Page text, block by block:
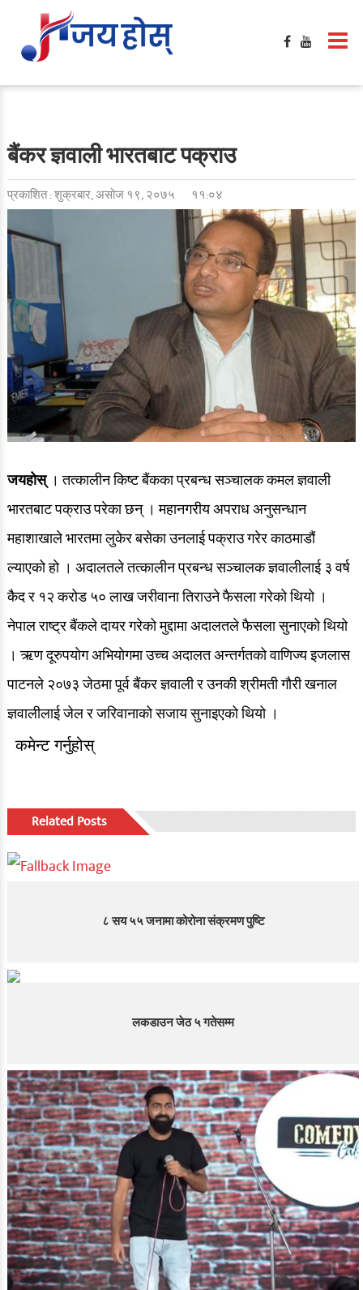
बैंकर ज्ञवाली भारतबाट पक्राउ
प्रकाशित : शुक्रबार, असोज १९, २०७५ ११:०४
जयहोस्। तत्कालीन किष्ट बैंकका प्रबन्ध सञ्चालक कमल ज्ञवाली
भारतबाट पक्राउ परेका छन् । महानगरीय अपराध अनुसन्धान
महाशाखाले भारतमा लुकेर बसेका उनलाई पक्राउ गरेर काठमाडौं
ल्याएको हो । अदालतले तत्कालीन प्रबन्ध सञ्चालक ज्ञवालीलाई ३ वर्ष
कैद र १२ करोड ५० लाख जरीवाना तिराउने फैसला गरेको थियो ।
नेपाल राष्ट्र बैंकले दायर गरेको मुद्दामा अदालतले फैसला सुनाएको थियो
। ऋण दूरुपयोग अभियोगमा उच्च अदालत अन्तर्गतको वाणिज्य इजलास
पाटनले २०७३ जेठमा पूर्व बैंकर ज्ञवाली र उनकी श्रीमती गौरी खनाल
ज्ञवालीलाई जेल र जरिवानाको सजाय सुनाइएको थियो ।
कमेन्ट गर्नुहोस्
Related Posts
८ सय ५५ जनामा कोरोना संक्रमण पुष्टि
लकडाउन जेठ ५ गतेसम्म